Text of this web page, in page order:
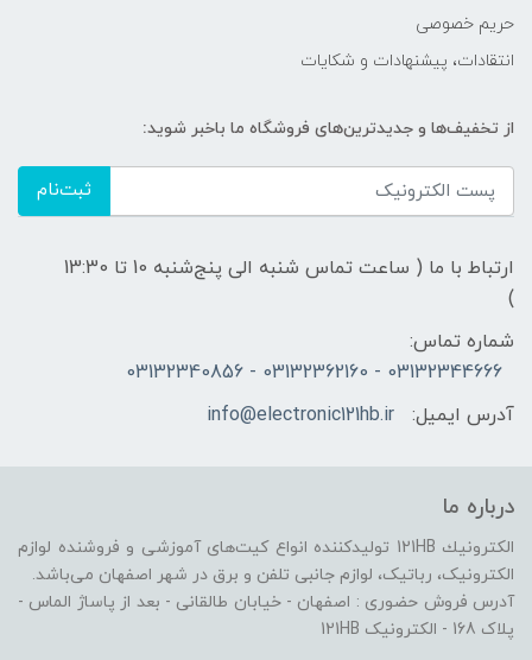
حریم خصوصی
انتقادات، پیشنهادات و شکایات
از تخفیف‌ها و جدیدترین‌های فروشگاه ما باخبر شوید:
ثبت‌نام
ارتباط با ما ( ساعت تماس شنبه الی پنج‌شنبه 10 تا 13:30
)
شماره تماس:
03132344666 - 03132362160 - 03132340856
آدرس ایمیل:
info@electronic121hb.ir
درباره ما
الكترونيك 121HB توليدكننده انواع کیت‌های آموزشی و فروشنده لوازم
الکترونیک، رباتیک، لوازم جانبی تلفن و برق در شهر اصفهان می‌باشد.
آدرس فروش حضوری : اصفهان - خیابان طالقانی - بعد از پاساژ الماس -
پلاک 168 - الکترونیک 121HB